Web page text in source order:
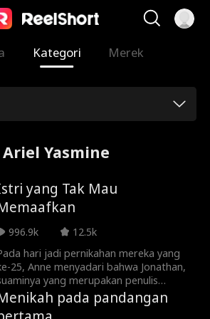
Kategori Merek
Yasmine
yang Tak Mau
996.9k
12.5k
hari jadi pernikahan mereka yang
25, Anne menyadari bahwa Jonathan,
yang merupakan penulis
berselingkuh. Anne merasa muak
dan meminta untuk cerai. Jonathan
pada pandangan